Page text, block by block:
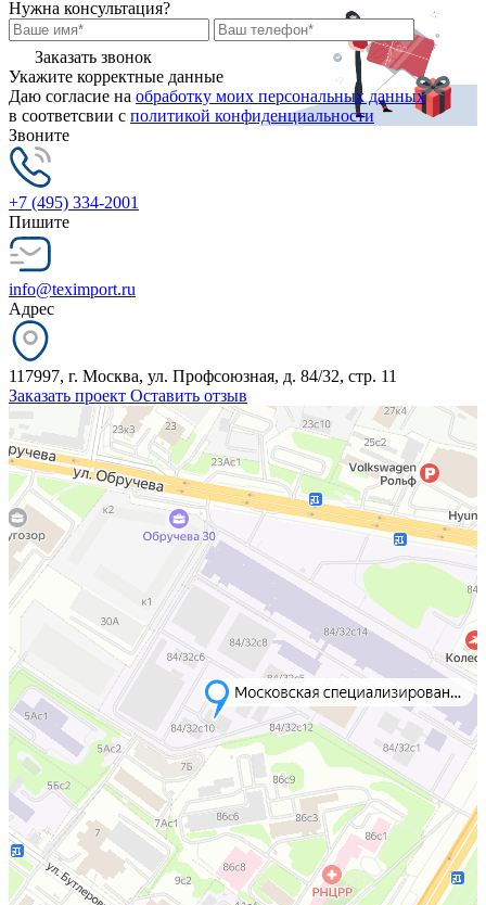
Нужна консультация?
Заказать звонок
Укажите корректные данные
Даю согласие на обработку моих персональных данных
в соответсвии с политикой конфиденциальности
Звоните
+7 (495) 334-2001
Пишите
info@teximport.ru
Адрес
117997, г. Москва, ул. Профсоюзная, д. 84/32, стр. 11
Заказать проект Оставить отзыв